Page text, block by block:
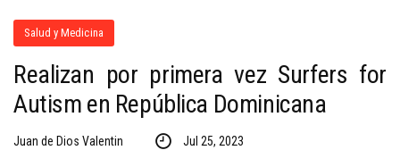
Salud y Medicina
Realizan por primera vez Surfers for
Autism en República Dominicana
Juan de Dios Valentin Jul 25, 2023